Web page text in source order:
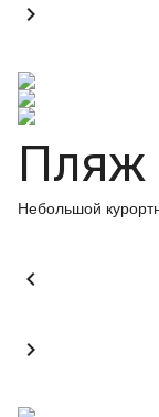

Пляж
Небольшой

